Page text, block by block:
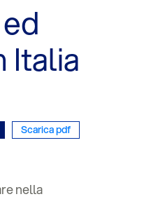
Italia
Scarica pdf
nella